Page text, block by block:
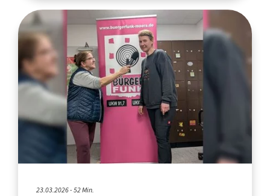
23.03.2026 - 52 Min.